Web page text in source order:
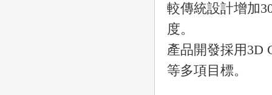
較傳統設計增加
度。
產品開發採用3D
等多項目標。